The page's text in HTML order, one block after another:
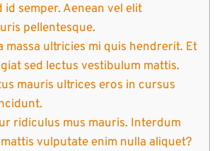
id semper. Aenean vel elit
pellentesque.
massa ultricies mi quis hendrerit. Et
sed lectus vestibulum mattis.
mauris ultrices eros in cursus
ridiculus mus mauris. Interdum
vulputate enim nulla aliquet?